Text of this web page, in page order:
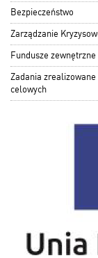
Bezpieczeństwo
Zarządzanie
Fundusze zewnętrzne
Zadania
celowych